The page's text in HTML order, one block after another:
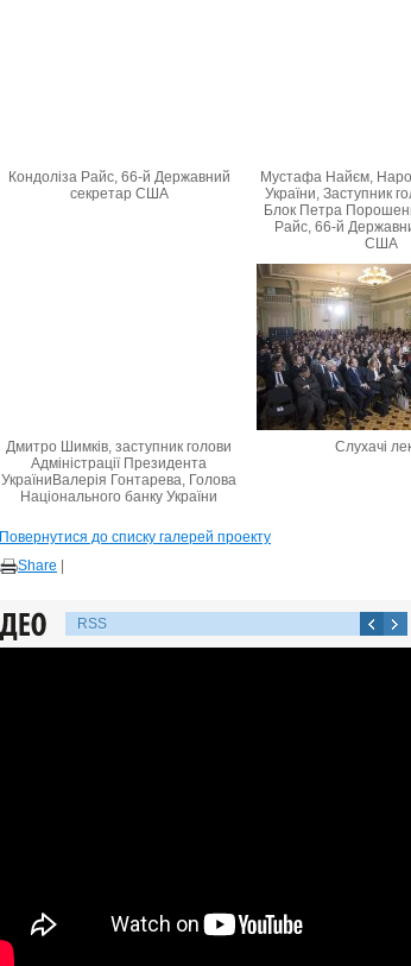
Кондоліза Райс, 66-й Державний
секретар США
Мустафа Найєм,
України, Заступник
Блок Петра
Райс, 66-й
США
Дмитро Шимків, заступник голови
Адміністрації Президента
УкраїниВалерія Гонтарева, Голова
Національного банку України
Слухачі
Повернутися до списку галерей проекту
Share
RSS